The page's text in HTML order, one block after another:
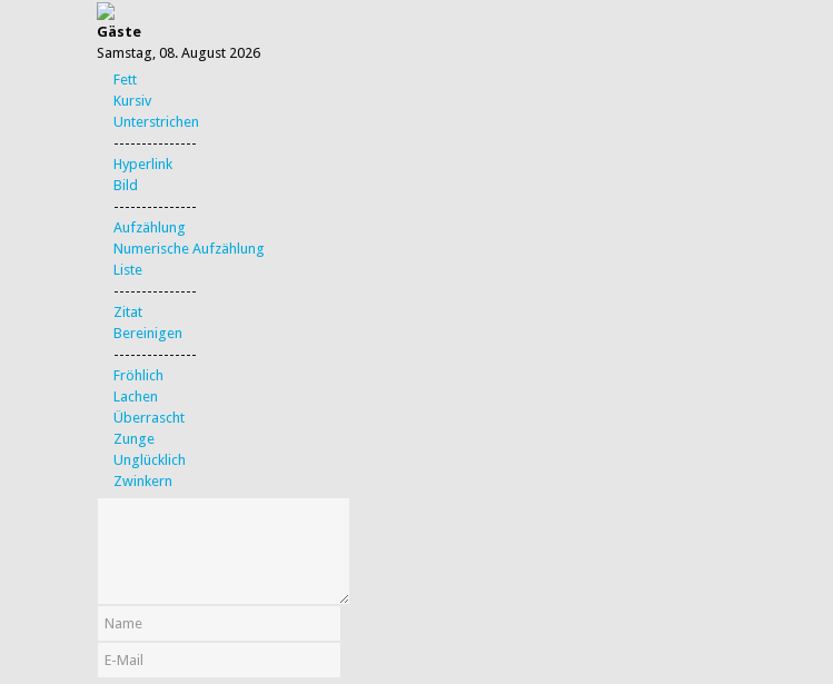
Gäste
Samstag, 08. August 2026
Fett
Kursiv
Unterstrichen
---------------
Hyperlink
Bild
---------------
Aufzählung
Numerische Aufzählung
Liste
---------------
Zitat
Bereinigen
---------------
Fröhlich
Lachen
Überrascht
Zunge
Unglücklich
Zwinkern